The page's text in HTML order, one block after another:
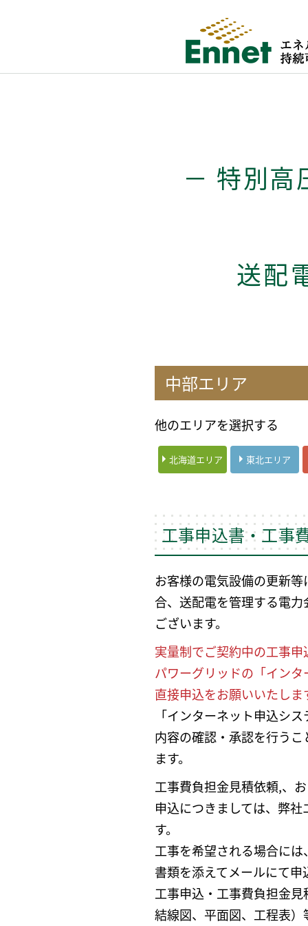
－ 特別
送配
中部エリア
他のエリアを選択する
北海道エリア 東北エリア
工事申込書・工事
お客様の電気設備の更新
合、送配電を管理する電
ございます。
実量制でご契約中の工事
パワーグリッドの「イン
直接申込をお願いいたしま
「インターネット申込シ
内容の確認・承認を行う
ます。
工事費負担金見積依頼,、
申込につきましては、弊
す。
工事を希望される場合に
書類を添えてメールにて
工事申込・工事費負担金
結線図、平面図、工程表